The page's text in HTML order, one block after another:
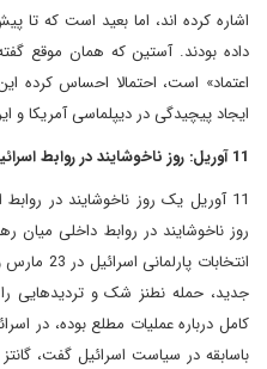
اشاره کرده اند، اما بعید است که تا
داده بودند. آستین که همان موقع
اعتماد» است، احتمالا احساس کرده
ایجاد پیچیدگی در دیپلماسی آمریکا و
11 آوریل: روز ناخوشایند در روابط اسرائیل-اسرائیل
11 آوریل یک روز ناخوشایند در
روز ناخوشایند در روابط داخلی میان
انتخابات
جدید، حمله نطنز شک و تردیدهایی را
کامل درباره عملیات مطلع بوده، در
باسابقه در سیاست اسرائیل گفت، گانتز